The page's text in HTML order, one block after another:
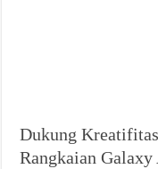
Dukung
Rangkaian Galaxy